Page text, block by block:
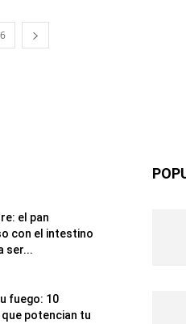
el pan
con el intestino
ser...
fuego: 10
potencian tu